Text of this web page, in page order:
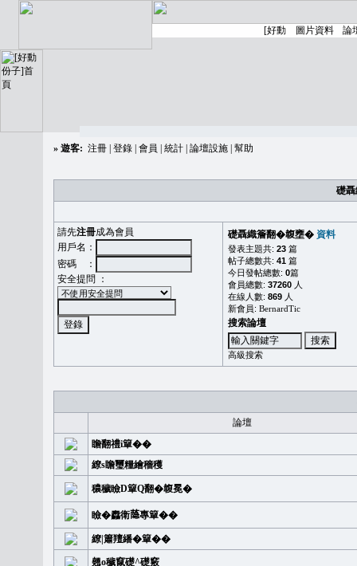
» 遊客: 注冊 登錄 會員 統計 論壇設施 幫助
礎
請先注冊成為會員
用戶名：
密碼 ：
安全提問 ：
礎聶織簷翻�䪖壅� 資料
發表主題共: 23 篇
帖子總數共: 41 篇
今日發帖總數: 0篇
會員總數: 37260 人
在線人數: 869 人
新會員: BernardTic
搜索論壇
高級搜索
論壇
瞻翻禮i簞��
繚s瞻璽糧繪穡穫
穠穢瞼D簞Q翻�䪖冕�
瞼�䆐衛𦻕專簞��
繚|簫羶繙�簞��
翹o穢竄礎^礎竅